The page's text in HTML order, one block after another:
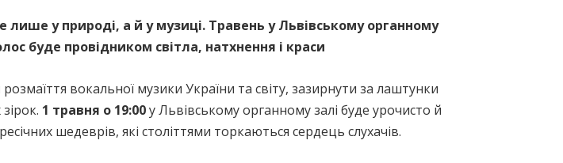
лише у природі, а й у музиці. Травень у Львівському органному
буде провідником світла, натхнення і краси
вокальної музики України та світу, зазирнути за лаштунки
1 травня о 19:00у Львівському органному залі буде урочисто й
шедеврів, які століттями торкаються сердець слухачів.